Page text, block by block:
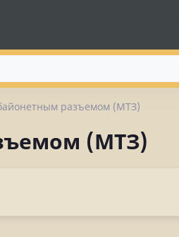
разъемом (МТЗ)
(МТЗ)